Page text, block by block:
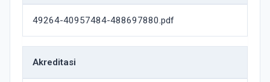
49264-40957484-488697880.pdf
Akreditasi